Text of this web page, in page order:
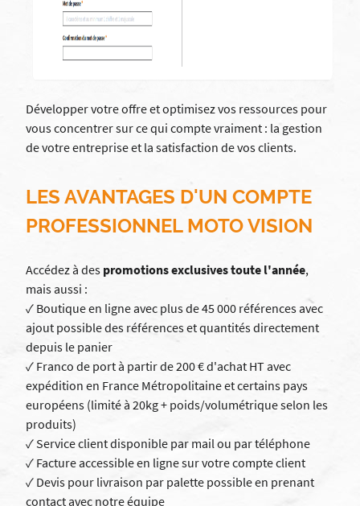
Développer votre offre et optimisez vos ressources pour
vous concentrer sur ce qui compte vraiment : la gestion
de votre entreprise et la satisfaction de vos clients.
LES AVANTAGES D'UN COMPTE
PROFESSIONNEL MOTO VISION
Accédez à des promotions exclusives toute l'année,
mais aussi :
✓ Boutique en ligne avec plus de 45 000 références avec
ajout possible des références et quantités directement
depuis le panier
✓ Franco de port à partir de 200 € d'achat HT avec
expédition en France Métropolitaine et certains pays
européens (limité à 20kg + poids/volumétrique selon les
produits)
✓ Service client disponible par mail ou par téléphone
✓ Facture accessible en ligne sur votre compte client
✓ Devis pour livraison par palette possible en prenant
contact avec notre équipe